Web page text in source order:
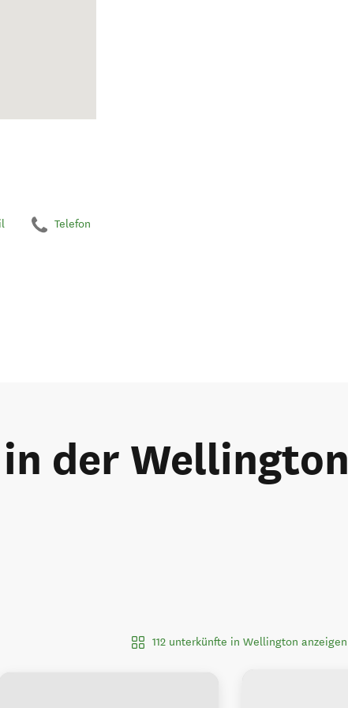
Telefon
der Wellington
112 unterkünfte in Wellington anzeigen